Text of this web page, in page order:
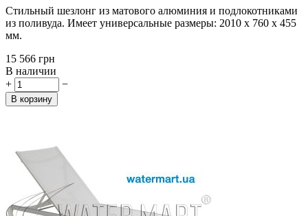
Стильный шезлонг из матового алюминия и подлокотниками
из поливуда. Имеет универсальные размеры: 2010 х 760 х 455
мм.
‍15 566‍ грн
В наличии
+
−
В корзину